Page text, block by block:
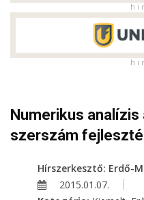
h i
h i
Numerikus
szerszám
Hírszerkesztő: Erdő-
2015.01.07.